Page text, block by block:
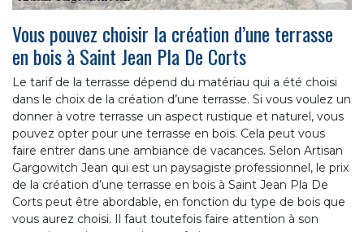
Vous pouvez choisir la création d’une terrasse
en bois à Saint Jean Pla De Corts
Le tarif de la terrasse dépend du matériau qui a été choisi
dans le choix de la création d’une terrasse. Si vous voulez un
donner à votre terrasse un aspect rustique et naturel, vous
pouvez opter pour une terrasse en bois. Cela peut vous
faire entrer dans une ambiance de vacances. Selon Artisan
Gargowitch Jean qui est un paysagiste professionnel, le prix
de la création d’une terrasse en bois à Saint Jean Pla De
Corts peut être abordable, en fonction du type de bois que
vous aurez choisi. Il faut toutefois faire attention à son